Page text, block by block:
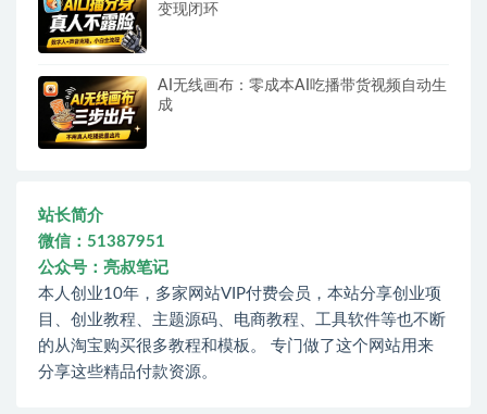
变现闭环
AI无线画布：零成本AI吃播带货视频自动生
成
站长简介
微信：51387951
公众号：亮叔笔记
本人创业10年，多家网站VIP付费会员，本站分享创业项
目、创业教程、主题源码、电商教程、工具软件等也不断
的从淘宝购买很多教程和模板。 专门做了这个网站用来
分享这些精品付款资源。